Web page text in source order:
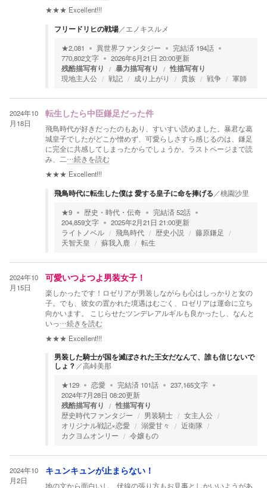
★★★ Excellent!!!
フリードリヒの戦場／エノキスルメ
★2,081 異世界ファンタジー 完結済 194話
770,802文字 2026年6月21日 20:00更新
残酷描写有り 暴力描写有り 性描写有り
現地主人公 戦記 成り上がり 貴族 戦争 軍師
2024年10
月18日
転生したら中臣鎌足だった件
飛鳥時代が好きだったのもあり、すいすい読めました。暴君な葛
城皇子でしたがどこか憎めず、可愛らしさすら感じるのは、鎌足
に完全に共感してしまったからでしょうか。ラストページまで読
み、二…続きを読む
★★★ Excellent!!!
飛鳥時代に転生した僕は 愛する皇子に命を捧げる ／桃園沙里
★9 歴史・時代・伝奇 完結済52話
204,859文字 2025年2月21日 21:00更新
ライトノベル
飛鳥時代 歴史小説
藤原鎌足
天智天皇
蘇我入鹿 転生
2024年10
月15日
可愛いつよつよ男装女子！
楽しかったです！ロゼリアが男装しながらも心はしっかりと女の
子。でも、彼女の置かれた境遇はむごく、ロゼリアは運命に立ち
向かいます。 こじらせたツンデレアルギルも良かったし、なんと
いっ…続きを読む
★★★ Excellent!!!
男装した騎士が国を滅ぼされた王女だなんて、誰も信じないで
しょ？ ／高峠美那
★129 恋愛 完結済 101話 237,165文字
2024年7月28日 08:20更新
残酷描写有り 性描写有り
歴史時代ファンタジー 男装騎士
女主人公
オリジナル戦記×恋愛
溺愛甘々
近衛隊
カクヨムオンリー
令嬢もの
2024年10
月2日
キュンキュンが止まらない！
地の文から面白いし、伏線の張り方もお見事としかいいようがあ